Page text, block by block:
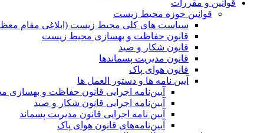
قوانین و مقررات
قوانین حوزه محیط زیست
ﺳﯿﺎﺳﺖ ﻫﺎی ﮐﻠﯽ ﻣﺤﯿﻂ زﯾﺴﺖ (ابلاغی مقام
قانون حفاظت و بهسازی محیط زیست
قانون شکار و صید
قانون مدیریت پسماندها
قانون هوای پاک
آیین نامه ها و دستور العمل ها
آیین‌نامه اجرایی قانون حفاظت و
آیین‌نامه اجرایی قانون شکار و صید
آیین نامه اجرایی قانون مدیریت پسماند
آیین‌نامه‌های قانون هوای پاک